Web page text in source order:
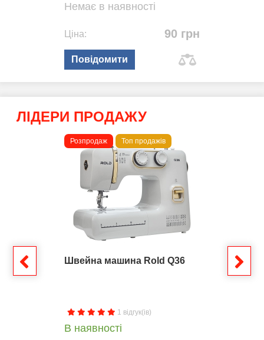
Немає в наявності
Ціна: 90 грн
Повідомити
ЛІДЕРИ ПРОДАЖУ
Розпродаж Топ продажів
Швейна машина Rold Q36
1 відгук(ів)
В наявності